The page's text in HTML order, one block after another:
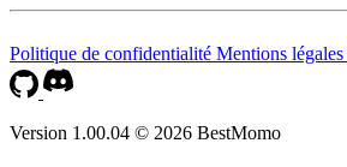
Politique de confidentialité Mentions légales
Version 1.00.04 © 2026 BestMomo